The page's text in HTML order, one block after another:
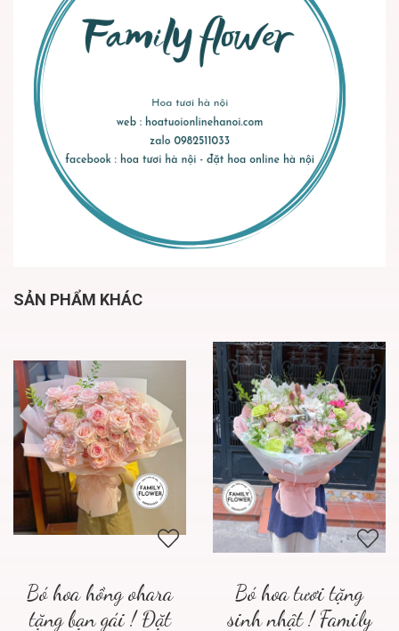
SẢN PHẨM KHÁC
Bó hoa hồng ohara
tặng bạn gái ! Đặt
Bó hoa tươi tặng
sinh nhật ! Family